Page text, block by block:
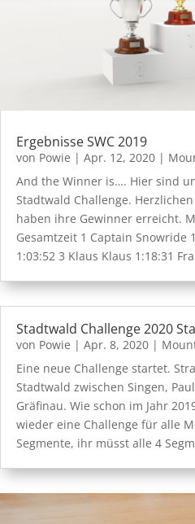
Ergebnisse SWC 2019
von Powie | Apr. 12, 2020 |
And the Winner is…. Hier sind
Stadtwald Challenge.
haben ihre Gewinner erreicht.
Gesamtzeit 1 Captain Snowride
1:03:52 3 Klaus Klaus 1:18:31
Stadtwald Challenge 2020
von Powie | Apr. 8, 2020 |
Eine neue Challenge startet.
Stadtwald zwischen Singen,
Gräfinau. Wie schon im Jahr
wieder eine Challenge für alle
Segmente, ihr müsst alle 4